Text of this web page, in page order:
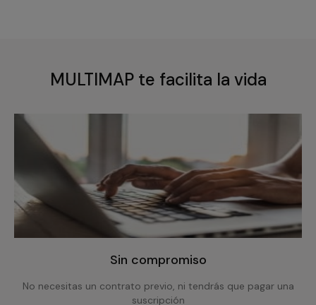
MULTIMAP te facilita la vida
Sin compromiso
No necesitas un contrato previo, ni tendrás que pagar una
suscripción